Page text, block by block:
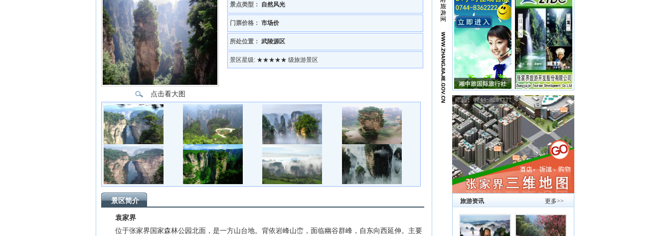
点击看大图
景点类型： 自然风光
门票价格： 市场价
所处位置： 武陵源区
景区星级: ★★★★★ 级旅游景区
景区简介
袁家界
位于张家界国家森林公园北面，是一方山台地。背依岩峰山峦，面临幽谷群峰，自东向西延伸。主要
更多>>
旅游资讯